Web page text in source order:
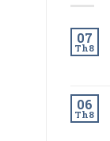
07
Th8
06
Th8